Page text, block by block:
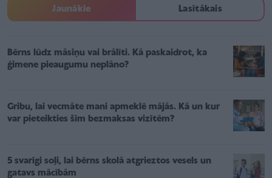
Jaunākie Lasītākais
Bērns lūdz māsiņu vai brālīti. Kā paskaidrot, ka
ģimene pieaugumu neplāno?
Gribu, lai vecmāte mani apmeklē mājās. Kā un kur
var pieteikties šīm bezmaksas vizītēm?
5 svarīgi soļi, lai bērns skolā atgrieztos vesels un
gatavs mācībām